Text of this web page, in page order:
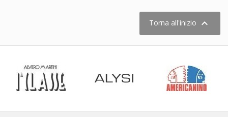
Torna all'inizio 